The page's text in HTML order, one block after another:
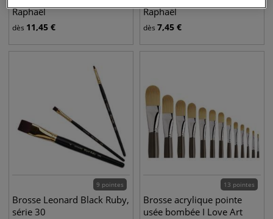
Raphaël
dès 11,45 €
Raphaël
dès 7,45 €
9 pointes
Brosse Leonard Black Ruby,
série 30
13 pointes
Brosse acrylique pointe
usée bombée I Love Art